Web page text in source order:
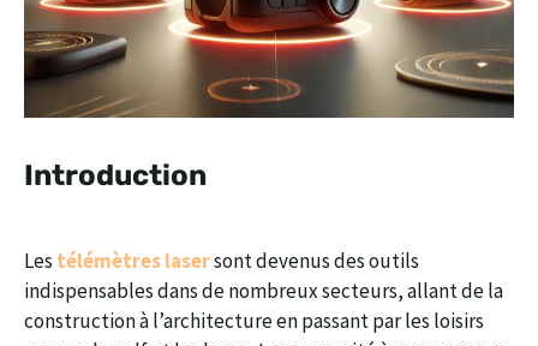
Introduction
Les télémètres lasersont devenus des outils
indispensables dans de nombreux secteurs, allant de la
construction à l’architecture en passant par les loisirs